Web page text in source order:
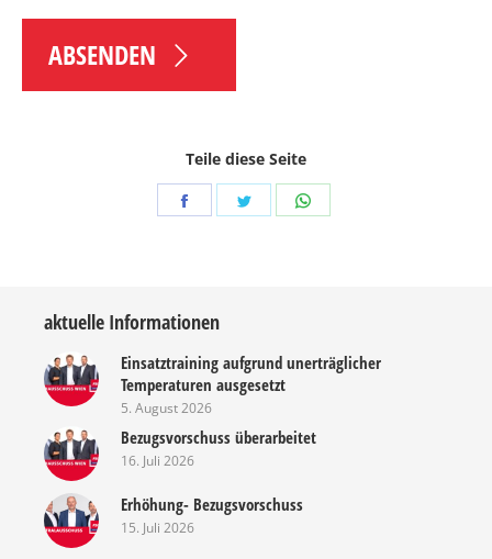
ABSENDEN
Teile diese Seite
Share
Share
aktuelle Informationen
Einsatztraining aufgrund unerträglicher
Temperaturen ausgesetzt
5. August 2026
Bezugsvorschuss überarbeitet
16. Juli 2026
Erhöhung- Bezugsvorschuss
15. Juli 2026